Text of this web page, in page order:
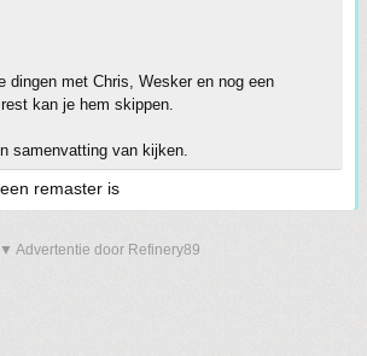
dingen met Chris, Wesker en nog een
kan je hem skippen.
samenvatting van kijken.
remaster is
▼ Advertentie door Refinery89